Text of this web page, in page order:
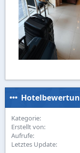
Kategorie
Erstellt von
Aufrufe
Letztes Update